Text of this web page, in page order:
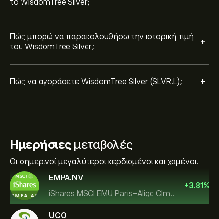
το WisdomTree Silver;
Πώς μπορώ να παρακολουθήσω την ιστορική τιμή
του WisdomTree Silver;
+
Πώς να αγοράσετε WisdomTree Silver (SLVR.L); +
Ημερήσιεςμεταβολές
Οι σημερινοί μεγαλύτεροι κερδισμένοι και χαμένοι.
EMPA.NV
iShares MSCI EMU Paris-Aligd Clmt UCITS ETF EUR A
+3.81%
UCO